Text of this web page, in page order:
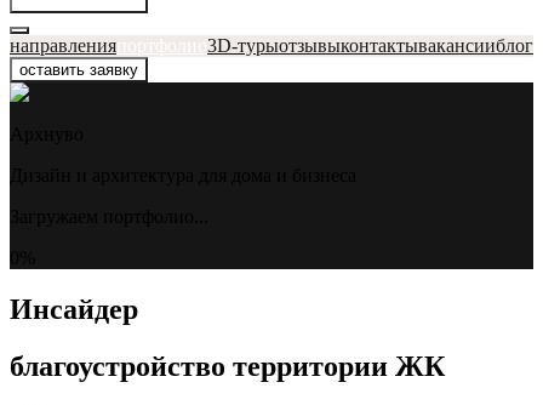
направления 3D-турыотзывыконтактывакансииблог
оставить заявку
Инсайдер
благоустройство территории ЖК